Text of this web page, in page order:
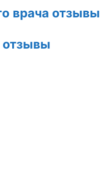
врача отзывы
отзывы